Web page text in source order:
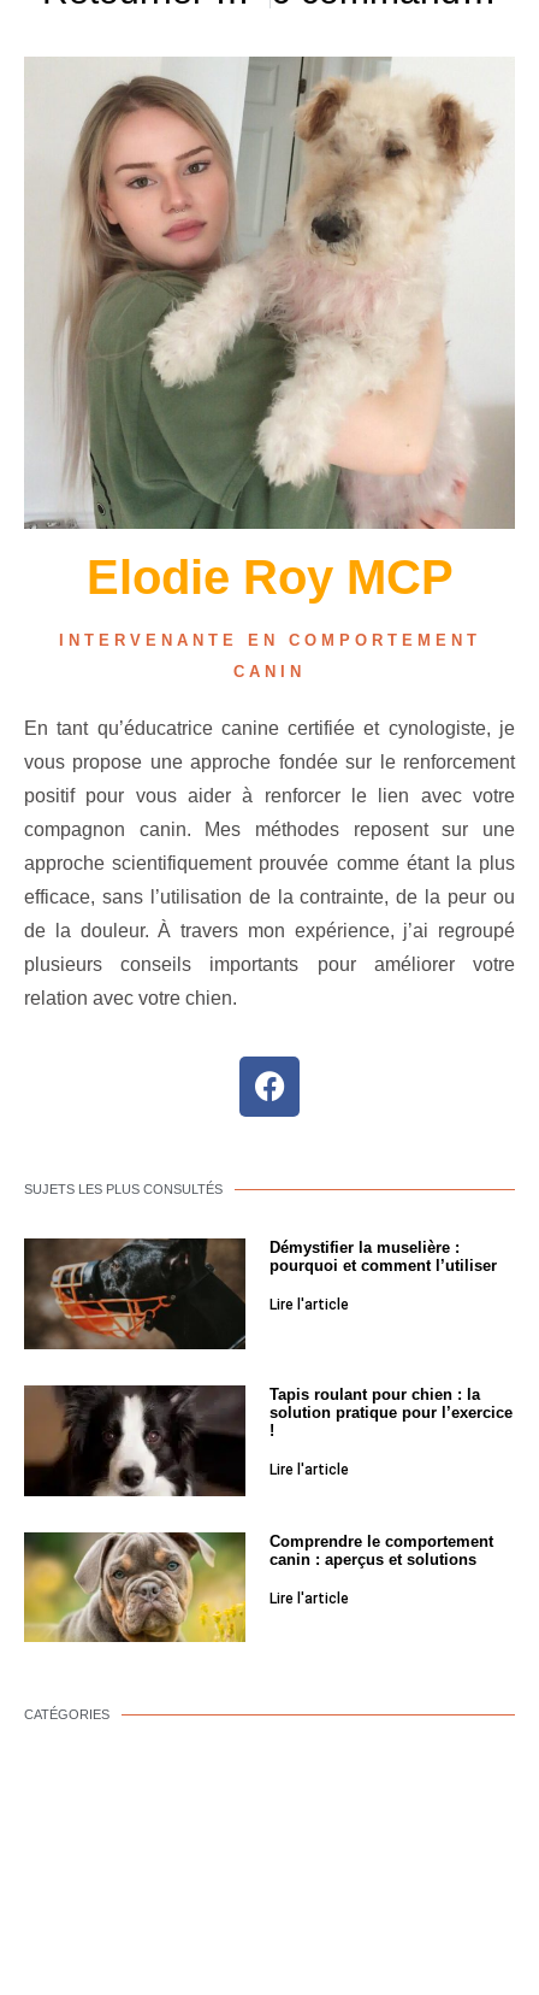
Elodie Roy MCP
INTERVENANTE EN COMPORTEMENT
CANIN
En tant qu’éducatrice canine certifiée et cynologiste, je
vous propose une approche fondée sur le renforcement
positif pour vous aider à renforcer le lien avec votre
compagnon canin. Mes méthodes reposent sur une
approche scientifiquement prouvée comme étant la plus
efficace, sans l’utilisation de la contrainte, de la peur ou
de la douleur. À travers mon expérience, j’ai regroupé
plusieurs conseils importants pour améliorer votre
relation avec votre chien.
SUJETS LES PLUS CONSULTÉS
Démystifier la muselière :
pourquoi et comment l’utiliser
Lire l'article
Tapis roulant pour chien : la
solution pratique pour l’exercice
!
Lire l'article
Comprendre le comportement
canin : aperçus et solutions
Lire l'article
CATÉGORIES